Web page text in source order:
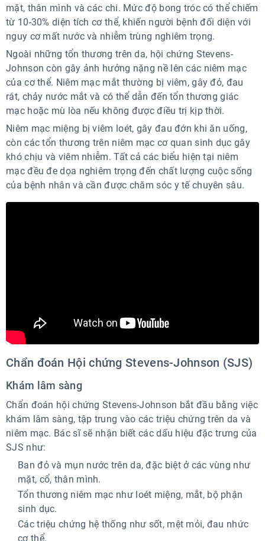
mặt, thân mình và các chi. Mức độ bong tróc có thể chiếm
từ 10-30% diện tích cơ thể, khiến người bệnh đối diện với
nguy cơ mất nước và nhiễm trùng nghiêm trọng.
Ngoài những tổn thương trên da, hội chứng Stevens-
Johnson còn gây ảnh hưởng nặng nề lên các niêm mạc
của cơ thể. Niêm mạc mắt thường bị viêm, gây đỏ, đau
rát, chảy nước mắt và có thể dẫn đến tổn thương giác
mạc hoặc mù lòa nếu không được điều trị kịp thời.
Niêm mạc miệng bị viêm loét, gây đau đớn khi ăn uống,
còn các tổn thương trên niêm mạc cơ quan sinh dục gây
khó chịu và viêm nhiễm. Tất cả các biểu hiện tại niêm
mạc đều đe dọa nghiêm trọng đến chất lượng cuộc sống
của bệnh nhân và cần được chăm sóc y tế chuyên sâu.
Chẩn đoán Hội chứng Stevens-Johnson (SJS)
Khám lâm sàng
Chẩn đoán hội chứng Stevens-Johnson bắt đầu bằng việc
khám lâm sàng, tập trung vào các triệu chứng trên da và
niêm mạc. Bác sĩ sẽ nhận biết các dấu hiệu đặc trưng của
SJS như:
Ban đỏ và mụn nước trên da, đặc biệt ở các vùng như
mặt, cổ, thân mình.
Tổn thương niêm mạc như loét miệng, mắt, bộ phận
sinh dục.
Các triệu chứng hệ thống như sốt, mệt mỏi, đau nhức
cơ thể.